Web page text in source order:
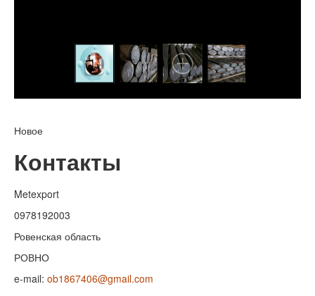
Новое
Контакты
Metexport
0978192003
Ровенская область
РОВНО
e-mail: ob1867406@gmail.com